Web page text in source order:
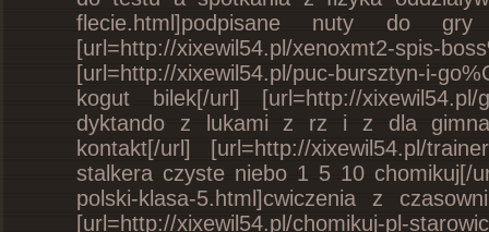
flecie.html]podpisane nuty do
[url=http://xixewil54.pl/xenoxmt2-
[url=http://xixewil54.pl/puc-bursztyn-i-
kogut bilek[/url] [url=http://
dyktando z lukami z rz i z dla
kontakt[/url] [url=http://xixewil54.pl/
stalkera czyste niebo 1 5 10 chomikuj[/
polski-klasa-5.html]cwiczenia z
[url=http://xixewil54.pl/chomikuj-pl-